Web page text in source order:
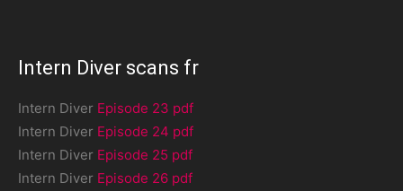
Intern Diver scans fr
Intern Diver Episode 23 pdf
Intern Diver Episode 24 pdf
Intern Diver Episode 25 pdf
Intern Diver Episode 26 pdf